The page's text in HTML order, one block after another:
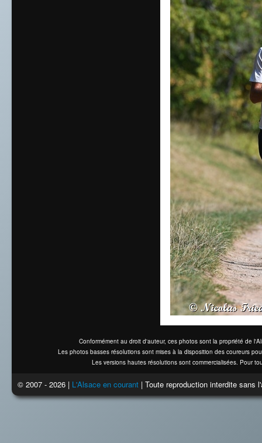
Conformément au droit d'auteur, ces photos sont la propriété de
Les photos basses résolutions sont mises à la disposition des coureurs
Les versions hautes résolutions sont commercialisées. Pour
© 2007 - 2026 | L'Alsace en courant | Toute reproduction interdite sans